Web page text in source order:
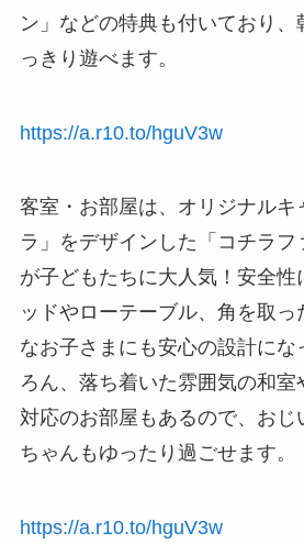
ン」などの特典も付いており、
っきり遊べます。
https://a.r10.to/hguV3w
客室・お部屋は、オリジナルキ
ラ」をデザインした「コチラフ
が子どもたちに大人気！安全性
ッドやローテーブル、角を取っ
なお子さまにも安心の設計にな
ろん、落ち着いた雰囲気の和室
対応のお部屋もあるので、おじ
ちゃんもゆったり過ごせます。
https://a.r10.to/hguV3w